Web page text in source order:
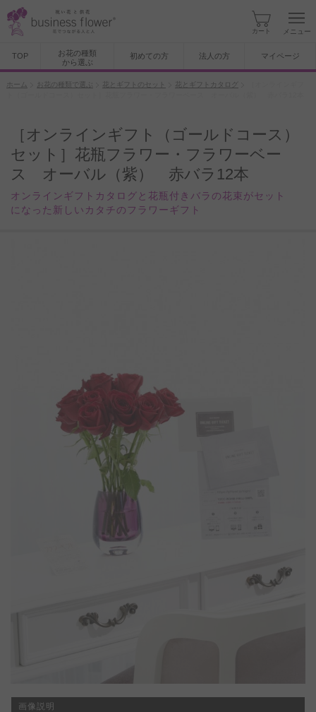
カート メニュー
TOP
お花の種類
から選ぶ
初めての方 法人の方 マイページ
ホーム お花の種類で選ぶ 花とギフトのセット 花とギフトカタログ
［オンラインギフト（ゴールドコース）
セット］花瓶フラワー・フラワーベー
ス オーバル（紫） 赤バラ12本
オンラインギフトカタログと花瓶付きバラの花束がセット
になった新しいカタチのフラワーギフト
画像説明